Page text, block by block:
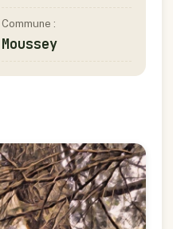
Commune :
Moussey